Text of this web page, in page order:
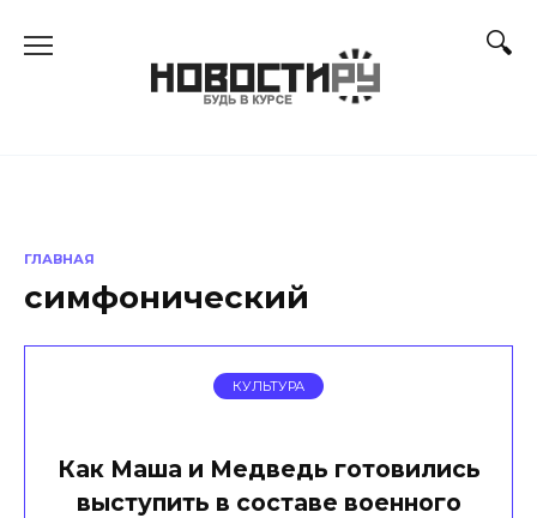
ГЛАВНАЯ
симфонический
КУЛЬТУРА
Как Маша и Медведь готовились
выступить в составе военного